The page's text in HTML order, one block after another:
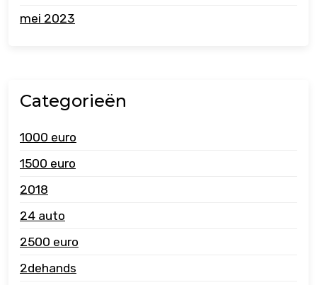
mei 2023
Categorieën
1000 euro
1500 euro
2018
24 auto
2500 euro
2dehands